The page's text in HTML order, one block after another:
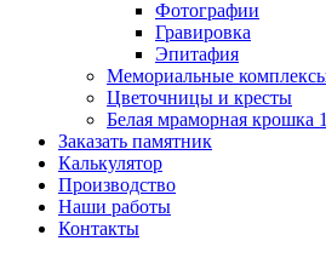
Фотографии
Гравировка
Эпитафия
Мемориальные
Цветочницы и кресты
Белая мраморная крошка
Заказать памятник
Калькулятор
Производство
Наши работы
Контакты